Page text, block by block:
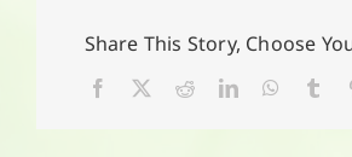
Share This Story, Choose
Facebook RedditLinkedIn